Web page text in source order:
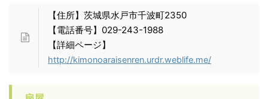
【住所】茨城県水戸市千波町2350
【電話番号】029-243-1988
【詳細ページ】
http://kimonoaraisenren.urdr.weblife.me/